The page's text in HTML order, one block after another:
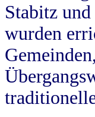
Stabitz
wurden